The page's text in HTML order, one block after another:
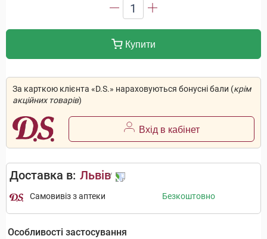
1
Купити
За карткою клієнта «D.S.» нараховуються бонусні бали (крім
акційних товарів)
Вхід в кабінет
Доставка в: Львів
Самовивіз з аптеки Безкоштовно
Особливості застосування